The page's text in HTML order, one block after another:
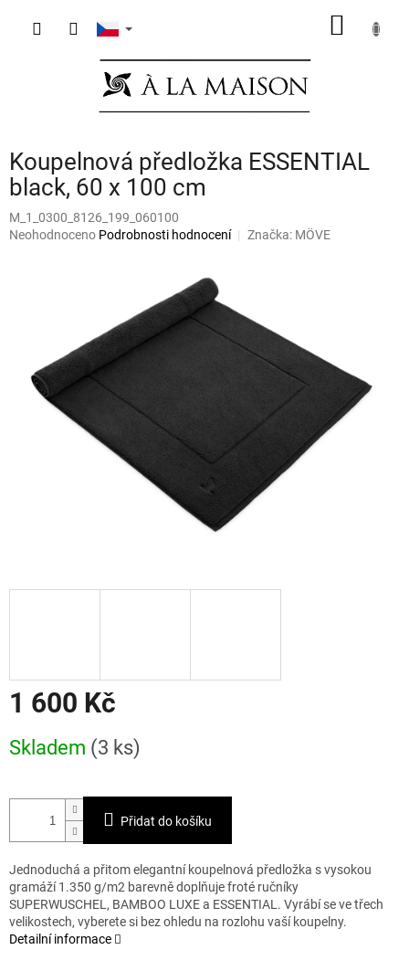
Koupelnová předložka ESSENTIAL
black, 60 x 100 cm
M_1_0300_8126_199_060100
Průměrné
hvězdiček.
Neohodnoceno Podrobnosti hodnocení Značka: MÖVE
1 600 Kč
cena:
Skladem (3 ks)
Přidat do košíku
Jednoduchá a přitom elegantní koupelnová předložka s vysokou
gramáží 1.350 g/m2 barevně doplňuje froté ručníky
SUPERWUSCHEL, BAMBOO LUXE a ESSENTIAL. Vyrábí se ve třech
velikostech, vyberete si bez ohledu na rozlohu vaší koupelny.
Detailní informace